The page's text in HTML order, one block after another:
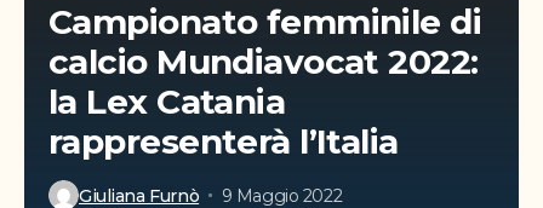
Campionato femminile di
calcio Mundiavocat 2022:
la Lex Catania
rappresenterà l’Italia
Giuliana Furnò
9 Maggio 2022